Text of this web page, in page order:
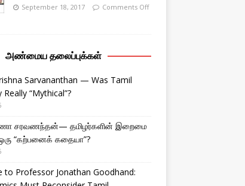
September 18, 2017 Comments Off
அண்மைய தலைப்புக்கள்
Sarvananthan — Was Tamil
“Mythical”?
சரவணந்தன்— தமிழர்களின் இறைமை
“கற்பனைக் கதையா”?
to Professor Jonathan Goodhand: